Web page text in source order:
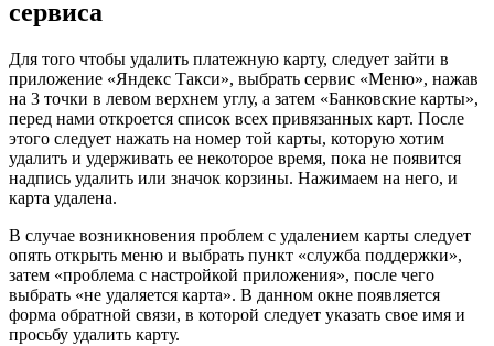
сервиса
Для того чтобы удалить платежную карту, следует зайти в
приложение «Яндекс Такси», выбрать сервис «Меню», нажав
на 3 точки в левом верхнем углу, а затем «Банковские карты»,
перед нами откроется список всех привязанных карт. После
этого следует нажать на номер той карты, которую хотим
удалить и удерживать ее некоторое время, пока не появится
надпись удалить или значок корзины. Нажимаем на него, и
карта удалена.
В случае возникновения проблем с удалением карты следует
опять открыть меню и выбрать пункт «служба поддержки»,
затем «проблема с настройкой приложения», после чего
выбрать «не удаляется карта». В данном окне появляется
форма обратной связи, в которой следует указать свое имя и
просьбу удалить карту.